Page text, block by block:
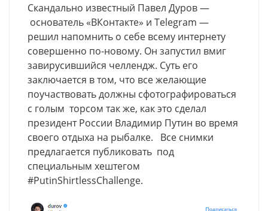
Скандально известный Павел Дуров —
основатель «ВКонтакте» и Telegram —
решил напомнить о себе всему интернету
совершенно по-новому. Он запустил вмиг
завирусившийся челлендж. Суть его
заключается в том, что все желающие
поучаствовать должны сфотографироваться
с голым торсом так же, как это сделал
президент России Владимир Путин во время
своего отдыха на рыбалке. Все снимки
предлагается публиковать под
специальным хештегом
#PutinShirtlessChallenge.